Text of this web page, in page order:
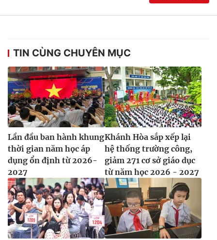
TIN CÙNG CHUYÊN MỤC
Lần đầu ban hành khung
thời gian năm học áp
dụng ổn định từ 2026-
2027
Khánh Hòa sắp xếp lại
hệ thống trường công,
giảm 271 cơ sở giáo dục
từ năm học 2026 - 2027